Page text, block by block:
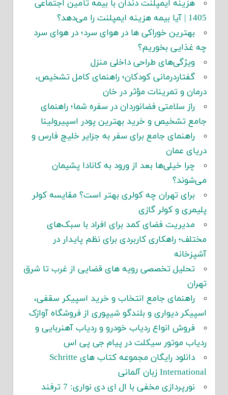
هزینه ایمپلنت دندان با بیمه تأمین اجتماعی
1405 | آیا بیمه هزینه ایمپلنت را می‌دهد؟
بهترین خوراکی ها در هوای سرد؛ در هوای سرد
چه غذایی بخوریم؟
ویژگی‌های طراحی داخلی منزل
گفتاردرمانی کودکان؛ راهنمای کامل تشخیص،
درمان و تمرینات مؤثر در خان
راز سلامتی فضانوردان در سفره شما؛ راهنمای
جامع تشخیص و خرید بهترین پودر اسپیرولینا
راهنمای جامع برای سفر به جزایر خلیج فارس و
دریای عمان
چرا خیلی‌ها بعد از ورود به کانادا پشیمان
می‌شوند؟
برای تهران چه کولری بهتر است؟ مقایسه کولر
پلیمری و کولر گازی
مدیریت فضای کمد برای افراد با سبک‌های
مختلف؛ راهکاری کاربردی برای نظم پایدار در
آشپزخانه
تحلیل تخصصی رویه های قضایی از غرب تا شرق
تهران
راهنمای جامع انتخاب و خرید اسپیکر سقفی،
اسپیکر دیواری و بلندگو شیپوری از فروشگاه آوازک
فروش انواع ردیاب خودرو و ردیاب آهنربایی و
ردیاب موتور سیکلت در پیام جی پی اس
دانلود رایگان مجموعه کتاب های Schritte
International زبان آلمانی
نورپردازی مخفی با ال ای دی نواری: 7 ترفند